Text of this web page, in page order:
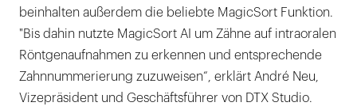
beinhalten außerdem die beliebte MagicSort Funktion.
"Bis dahin nutzte MagicSort AI um Zähne auf intraoralen
Röntgenaufnahmen zu erkennen und entsprechende
Zahnnummerierung zuzuweisen“, erklärt André Neu,
Vizepräsident und Geschäftsführer von DTX Studio.